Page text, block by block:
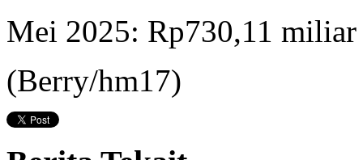
Mei 2025: Rp730,11 miliar
(Berry/hm17)